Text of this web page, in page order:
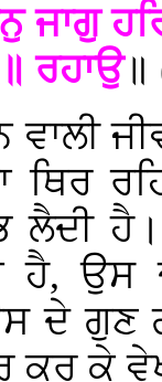
ਜਾਗੁ
ਰਹਾਉ॥
ਥਿਰ
ਲੈਦੀ
ਹੈ, ਉਸ
ਦੇ ਗੁਣ
ਕਰ ਕੇ